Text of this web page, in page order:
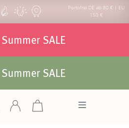
Portofrei DE ab 80 € | EU
150 €
SALE
SALE